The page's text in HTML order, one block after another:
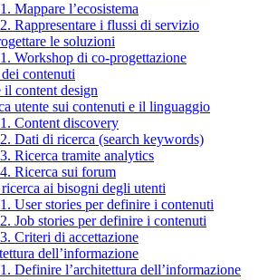
Mappare l’ecosistema
Rappresentare i flussi di servizio
le soluzioni
Workshop di co-progettazione
contenuti
il content design
utente sui contenuti e il linguaggio
Content discovery
Dati di ricerca (search keywords)
Ricerca tramite analytics
Ricerca sui forum
ai bisogni degli utenti
User stories per definire i contenuti
Job stories per definire i contenuti
Criteri di accettazione
dell’informazione
Definire l’architettura dell’informazione